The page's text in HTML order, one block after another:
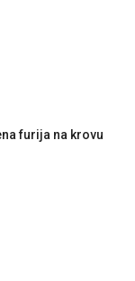
furija na krovu